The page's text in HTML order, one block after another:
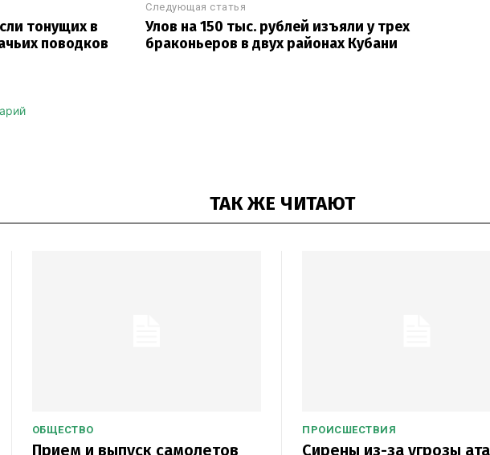
тонущих в
поводков
Следующая статья
Улов на 150 тыс. рублей изъяли у трех
браконьеров в двух районах Кубани
ТАК ЖЕ ЧИТАЮТ
ОБЩЕСТВО
Прием и выпуск самолетов
ПРОИСШЕСТВИЯ
Сирены из-за угрозы